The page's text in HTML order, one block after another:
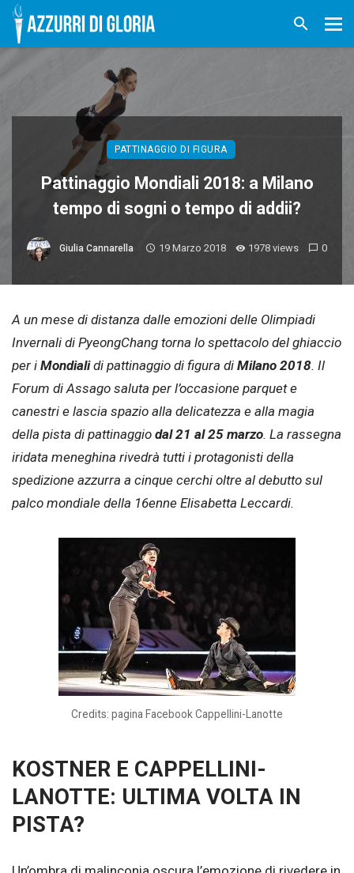
PATTINAGGIO DI FIGURA
Pattinaggio Mondiali 2018: a Milano
tempo di sogni o tempo di addii?
Giulia Cannarella 19 Marzo 2018 1978 views 0
A un mese di distanza dalle emozioni delle Olimpiadi
Invernali di PyeongChang torna lo spettacolo del ghiaccio
per i Mondialidi pattinaggio di figura di Milano 2018. Il
Forum di Assago saluta per l’occasione parquet e
canestri e lascia spazio alla delicatezza e alla magia
della pista di pattinaggio dal 21 al 25 marzo. La rassegna
iridata meneghina rivedrà tutti i protagonisti della
spedizione azzurra a cinque cerchi oltre al debutto sul
palco mondiale della 16enne Elisabetta Leccardi.
Credits: pagina Facebook Cappellini-Lanotte
KOSTNER E CAPPELLINI-
LANOTTE: ULTIMA VOLTA IN
PISTA?